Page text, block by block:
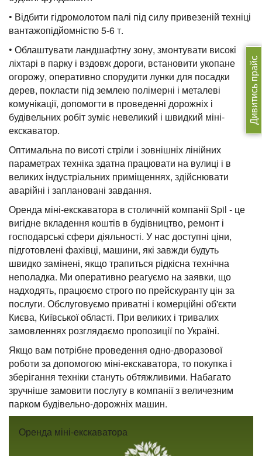
Дивитись прайс
• Відбити гідромолотом палі під силу привезеній техніці
вантажопідйомністю 5-6 т.
• Облаштувати ландшафтну зону, змонтувати високі
ліхтарі в парку і вздовж дороги, встановити укопане
огорожу, оперативно спорудити лунки для посадки
дерев, покласти під землею полімерні і металеві
комунікації, допомогти в проведенні дорожніх і
будівельних робіт зуміє невеликий і швидкий міні-
екскаватор.
Оптимальна по висоті стріли і зовнішніх лінійних
параметрах техніка здатна працювати на вулиці і в
великих індустріальних приміщеннях, здійснювати
аварійні і заплановані завдання.
Оренда міні-екскаватора в столичній компанії Spil - це
вигідне вкладення коштів в будівництво, ремонт і
господарські сфери діяльності. У нас доступні ціни,
підготовлені фахівці, машини, які завжди будуть
швидко замінені, якщо трапиться рідкісна технічна
неполадка. Ми оперативно реагуємо на заявки, що
надходять, працюємо строго по прейскуранту цін за
послуги. Обслуговуємо приватні і комерційні об'єкти
Києва, Київської області. При великих і тривалих
замовленнях розглядаємо пропозиції по Україні.
Якщо вам потрібне проведення одно-дворазової
роботи за допомогою міні-екскаватора, то покупка і
зберігання техніки стануть обтяжливими. Набагато
зручніше замовити послугу в компанії з величезним
парком будівельно-дорожніх машин.
Оренда міні-екскаватора